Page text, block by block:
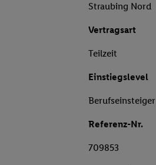
Straubing Nord
Vertragsart
Teilzeit
Einstiegslevel
Berufseinsteiger
Referenz-Nr.
709853